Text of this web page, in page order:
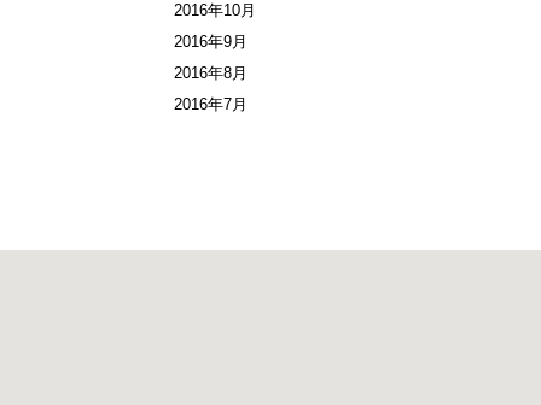
2016年10月
2016年9月
2016年8月
2016年7月